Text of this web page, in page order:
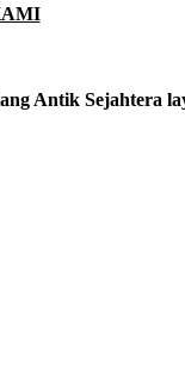
Antik Sejahtera